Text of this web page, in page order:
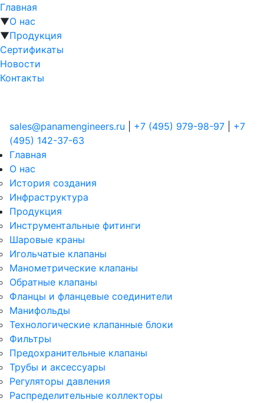
Главная
▼О нас
▼Продукция
Сертификаты
Новости
Контакты
sales@panamengineers.ru +7 (495) 979-98-97
+7
(495) 142-37-63
Главная
О нас
История создания
Инфраструктура
Продукция
Инструментальные фитинги
Шаровые краны
Игольчатые клапаны
Манометрические клапаны
Обратные клапаны
Фланцы и фланцевые соединители
Манифольды
Технологические клапанные блоки
Фильтры
Предохранительные клапаны
Трубы и аксессуары
Регуляторы давления
Распределительные коллекторы